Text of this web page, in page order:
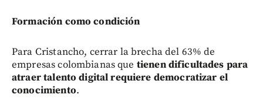
Formación como condición
Para Cristancho, cerrar la brecha del 63% de
empresas colombianas que tienen dificultades para
atraer talento digital requiere democratizar el
conocimiento.